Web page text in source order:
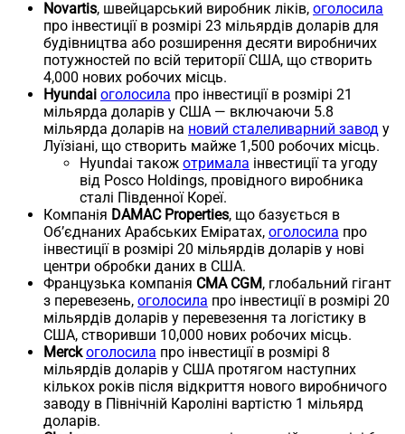
Novartis, швейцарський виробник ліків, оголосила
про інвестиції в розмірі 23 мільярдів доларів для
будівництва або розширення десяти виробничих
потужностей по всій території США, що створить
4,000 нових робочих місць.
Hyundai оголосила про інвестиції в розмірі 21
мільярда доларів у США — включаючи 5.8
мільярда доларів на новий сталеливарний завод у
Луїзіані, що створить майже 1,500 робочих місць.
Hyundai також отримала інвестиції та угоду
від Posco Holdings, провідного виробника
сталі Південної Кореї.
Компанія DAMAC Properties, що базується в
Об’єднаних Арабських Еміратах, оголосила про
інвестиції в розмірі 20 мільярдів доларів у нові
центри обробки даних в США.
Французька компанія CMA CGM, глобальний гігант
з перевезень, оголосила про інвестиції в розмірі 20
мільярдів доларів у перевезення та логістику в
США, створивши 10,000 нових робочих місць.
Merck оголосила про інвестиції в розмірі 8
мільярдів доларів у США протягом наступних
кількох років після відкриття нового виробничого
заводу в Північній Кароліні вартістю 1 мільярд
доларів.